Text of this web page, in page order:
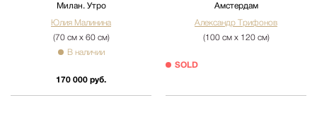
Милан. Утро
Юлия Малинина
(70 см х 60 см)
В наличии
170 000 руб.
Амстердам
Александр Трифонов
(100 см х 120 см)
SOLD